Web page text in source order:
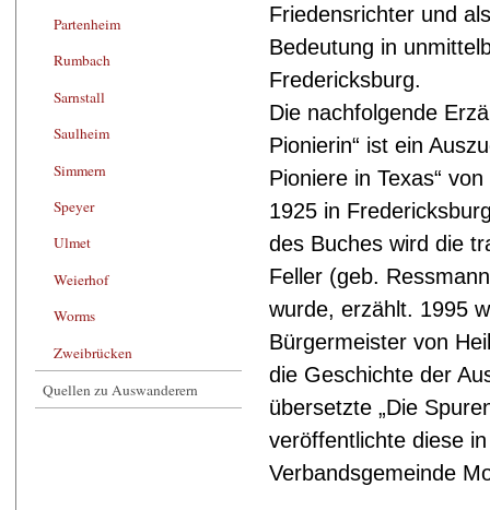
Partenheim
Rumbach
Sarnstall
Saulheim
Simmern
Speyer
Ulmet
Weierhof
Worms
Zweibrücken
Quellen zu Auswanderern
Friedensrichter und
Bedeutung in
Fredericksburg.
Die nachfolgende
Pionierin“ ist ein
Pioniere in Texas“
1925 in
des Buches wird die
Feller (geb.
wurde, erzählt. 1995
Bürgermeister von
die Geschichte der
übersetzte „Die
veröffentlichte diese
Verbandsgemeinde